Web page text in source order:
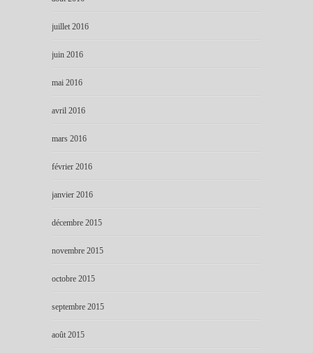
juillet 2016
juin 2016
mai 2016
avril 2016
mars 2016
février 2016
janvier 2016
décembre 2015
novembre 2015
octobre 2015
septembre 2015
août 2015